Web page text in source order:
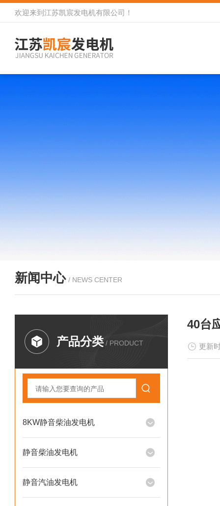
欢迎来到 江苏凯宸发电机有限公司 ！
新闻中心 / NEWS CENTER
产品分类 / PRODUCT
8KW静音柴油发电机
静音柴油发电机
静音汽油发电机
40台
更新